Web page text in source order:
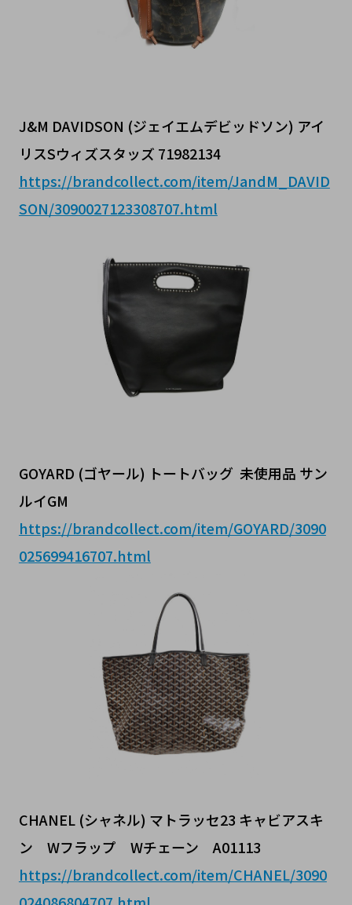
J&M DAVIDSON (ジェイエムデビッドソン) アイ
リスSウィズスタッズ 71982134
https://brandcollect.com/item/JandM_DAVID
SON/3090027123308707.html
GOYARD (ゴヤール) トートバッグ 未使用品 サン
ルイGM
https://brandcollect.com/item/GOYARD/3090
025699416707.html
CHANEL (シャネル) マトラッセ23 キャビアスキ
ン Wフラップ Wチェーン A01113
https://brandcollect.com/item/CHANEL/3090